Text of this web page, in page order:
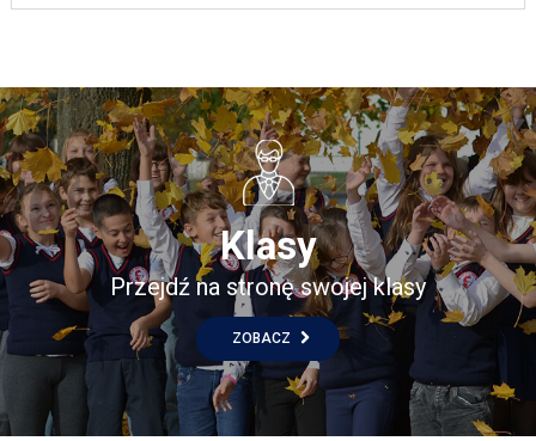
Klasy
Przejdź na stronę swojej klasy
ZOBACZ